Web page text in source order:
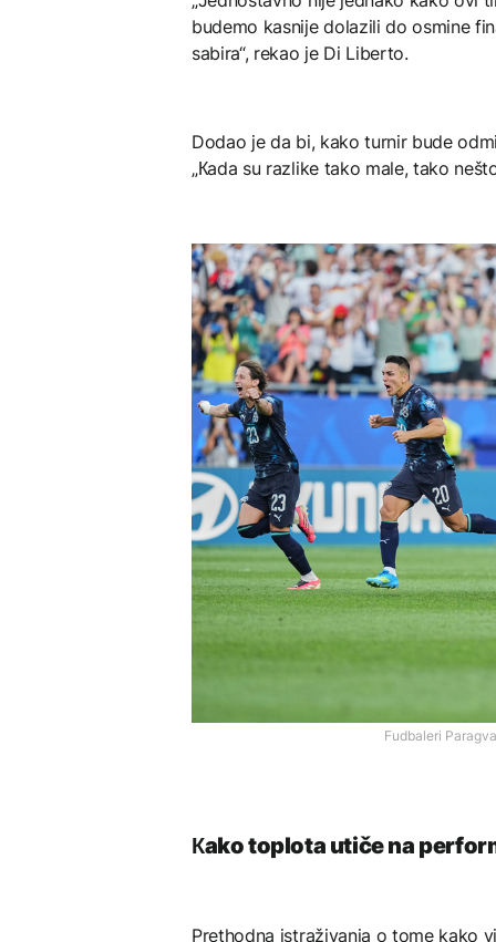
budemo kasnije dolazili do osmine
sabira“, rekao je Di Liberto.
Dodao je da bi, kako turnir bude
„Кada su razlike tako male, tako
Fudbaleri
Кako toplota utiče na
Prethodna istraživanja o tome kako